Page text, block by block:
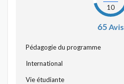
10
65Avis
Pédagogie du programme
International
Vie étudiante